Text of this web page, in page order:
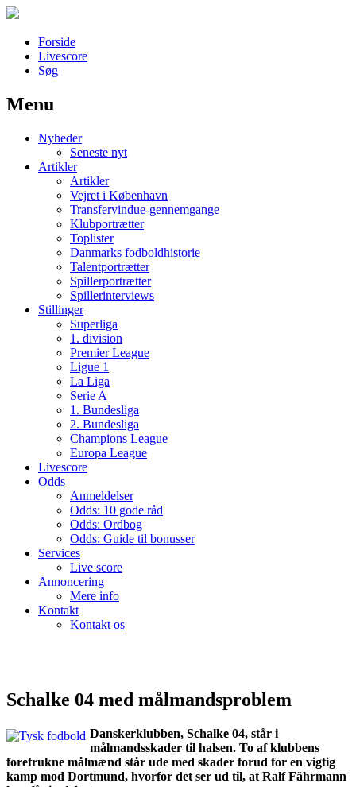
Forside
Livescore
Søg
Наши партнеры
лучшие займы
Menu
Nyheder
Seneste nyt
Artikler
Artikler
Vejret i København
Transfervindue-gennemgange
Klubportrætter
Toplister
Danmarks fodboldhistorie
Talentportrætter
Spillerportrætter
Spillerinterviews
Stillinger
Superliga
1. division
Premier League
Ligue 1
La Liga
Serie A
1. Bundesliga
2. Bundesliga
Champions League
Europa League
Livescore
Odds
Anmeldelser
Odds: 10 gode råd
Odds: Ordbog
Odds: Guide til bonusser
Services
Live score
Annoncering
Mere info
Kontakt
Kontakt os
Schalke 04 med målmandsproblem
Danskerklubben, Schalke 04, står i
målmandsskader til halsen. To af klubbens
foretrukne målmænd står ude med skader forud for en vigtig
kamp mod Dortmund, hvorfor det ser ud til, at Ralf Fährmann